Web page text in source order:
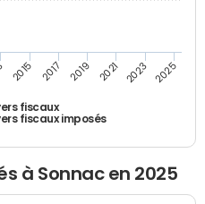
fiscaux
fiscaux imposés
2015 2017 2019 2021 2023 2025
à Sonnac en 2025